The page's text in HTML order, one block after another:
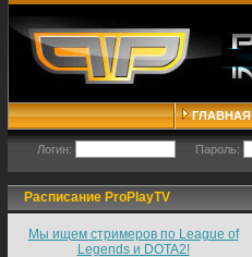
ГЛАВНАЯ
Логин: Пароль:
Расписание ProPlayTV
Мы ищем стримеров по League of
Legends и DOTA2!